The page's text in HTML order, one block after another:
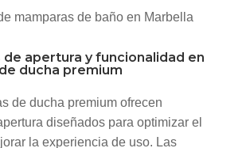
de apertura y funcionalidad en
ducha premium
de ducha premium ofrecen
diseñados para optimizar el
la experiencia de uso. Las